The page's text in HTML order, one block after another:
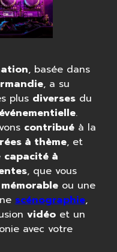
, basée dans
, a su
plus diversesdu
événementielle.
contribuéà la
à thème, et
capacité à
, que vous
ou une
scénographie,
vidéoet un
avec votre